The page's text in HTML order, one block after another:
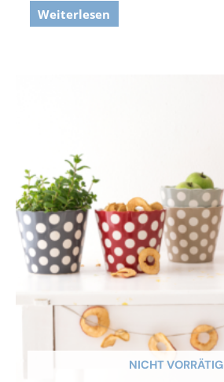
Weiterlesen
NICHT VORRÄTIG